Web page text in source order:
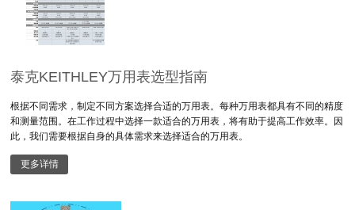
泰克KEITHLEY万用表选型指南
根据不同需求，制定不同方案选择合适的万用表。每种万用表都具有不同的精度
和测量范围。在工作过程中选择一款适合的万用表，将有助于提高工作效率。因
此，我们需要根据自身的具体需求来选择适合的万用表。
更多详情